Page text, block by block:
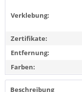
Verklebung:
Zertifikate:
Entfernung:
Farben:
Beschreibung